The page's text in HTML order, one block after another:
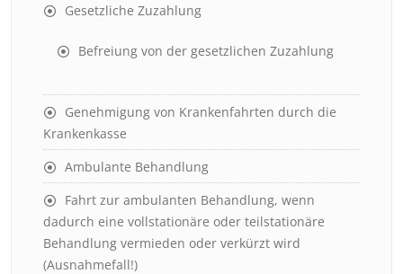
Gesetzliche Zuzahlung
Befreiung von der gesetzlichen Zuzahlung
Genehmigung von Krankenfahrten durch die
Krankenkasse
Ambulante Behandlung
Fahrt zur ambulanten Behandlung, wenn
dadurch eine vollstationäre oder teilstationäre
Behandlung vermieden oder verkürzt wird
(Ausnahmefall!)